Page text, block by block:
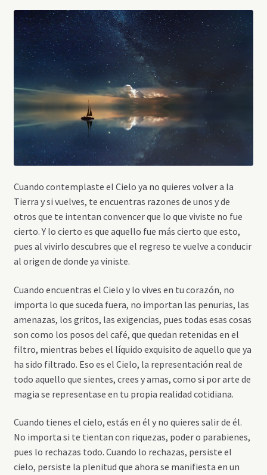
Cuando contemplaste el Cielo ya no quieres volver a la
Tierra y si vuelves, te encuentras razones de unos y de
otros que te intentan convencer que lo que viviste no fue
cierto. Y lo cierto es que aquello fue más cierto que esto,
pues al vivirlo descubres que el regreso te vuelve a conducir
al origen de donde ya viniste.
Cuando encuentras el Cielo y lo vives en tu corazón, no
importa lo que suceda fuera, no importan las penurias, las
amenazas, los gritos, las exigencias, pues todas esas cosas
son como los posos del café, que quedan retenidas en el
filtro, mientras bebes el líquido exquisito de aquello que ya
ha sido filtrado. Eso es el Cielo, la representación real de
todo aquello que sientes, crees y amas, como si por arte de
magia se representase en tu propia realidad cotidiana.
Cuando tienes el cielo, estás en él y no quieres salir de él.
No importa si te tientan con riquezas, poder o parabienes,
pues lo rechazas todo. Cuando lo rechazas, persiste el
cielo, persiste la plenitud que ahora se manifiesta en un